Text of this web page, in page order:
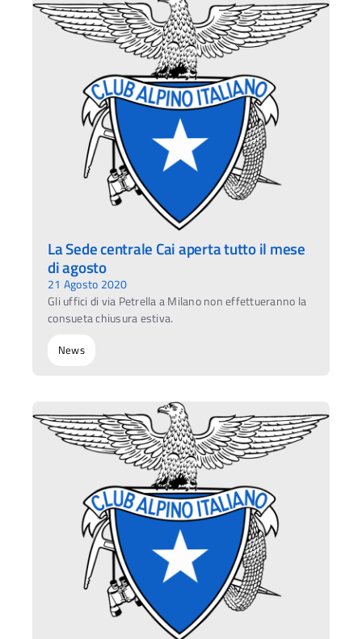
La Sede centrale Cai aperta tutto il mese
di agosto
21 Agosto 2020
Gli uffici di via Petrella a Milano non effettueranno la
consueta chiusura estiva.
News